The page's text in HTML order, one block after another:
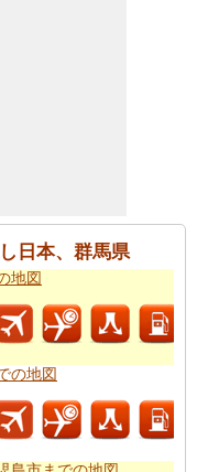
ますか。あなたは
群馬県から日本、〒
より良い日本、群馬
庄市駅南２丁目２−１
役立ちます。
イントとあなたの旅
ですか。
日本 〒371-
日本、群馬県
地図
の地図